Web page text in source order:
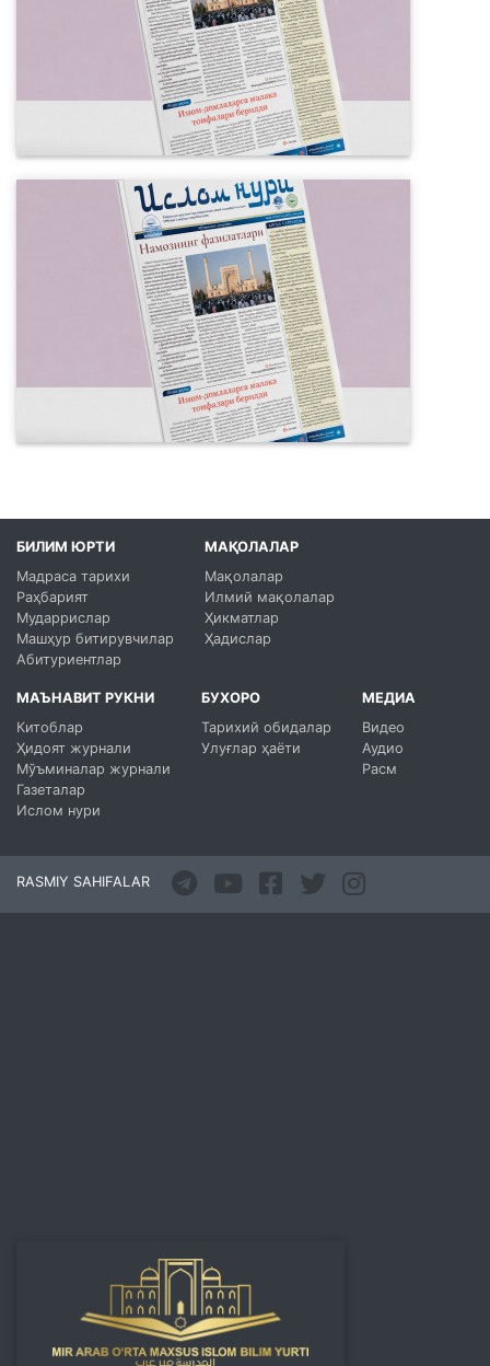
БИЛИМ ЮРТИ
Мадраса тарихи
Раҳбарият
Мударрислар
Машҳур битирувчилар
Абитуриентлар
МАҚОЛАЛАР
Мақолалар
Илмий мақолалар
Ҳикматлар
Ҳадислар
МАЪНАВИТ РУКНИ
Китоблар
Ҳидоят журнали
Мўъминалар журнали
Газеталар
Ислом нури
БУХОРО
Тарихий обидалар
Улуғлар ҳаёти
МЕДИА
Видео
Аудио
Расм
RASMIY SAHIFALAR